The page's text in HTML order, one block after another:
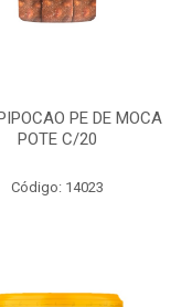
PE DE MOCA
POTE C/20
Código: 14023